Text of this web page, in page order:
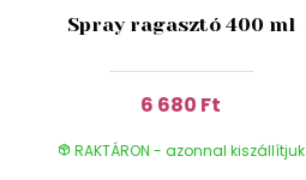
Spray ragasztó 400 ml
6 680 Ft
RAKTÁRON - azonnal kiszállítjuk